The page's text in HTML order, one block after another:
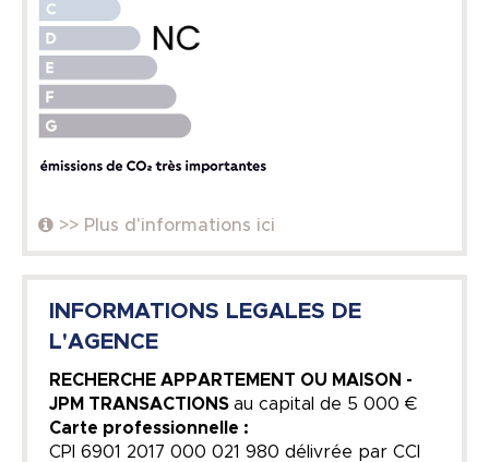
>> Plus d'informations ici
INFORMATIONS LEGALES DE
L'AGENCE
RECHERCHE APPARTEMENT OU MAISON -
JPM TRANSACTIONS au capital de 5 000 €
Carte professionnelle :
CPI 6901 2017 000 021 980 délivrée par CCI